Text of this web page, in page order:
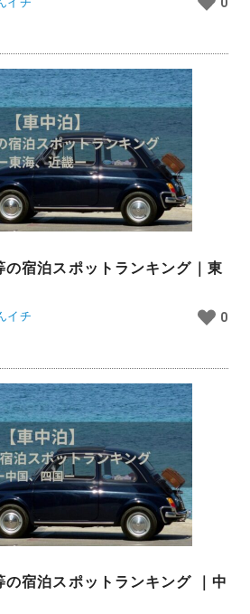
0
の宿泊スポットランキング｜東
イチ 0
の宿泊スポットランキング ｜中